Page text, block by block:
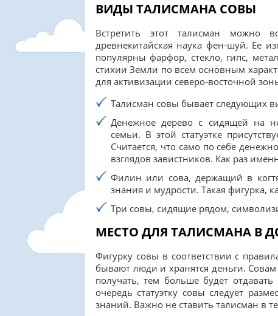
ВИДЫ ТАЛИСМАНА СОВЫ
Встретить этот талисман можно
древнекитайская наука фен-шуй. Ее
популярны фарфор, стекло, гипс,
стихии Земли по всем основным
для активизации северо-восточной
Талисман совы бывает следующих
Денежное дерево с сидящей на
семьи. В этой статуэтке
Считается, что само по себе
взглядов завистников. Как раз
Филин или сова, держащий в
знания и мудрости. Такая фигурка,
Три совы, сидящие рядом,
МЕСТО ДЛЯ ТАЛИСМАНА В
Фигурку совы в соответствии с
бывают люди и хранятся деньги.
получать, тем больше будет
очередь статуэтку совы следует
знаний. Важно не ставить талисман в